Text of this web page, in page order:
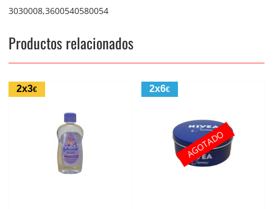
3030008,3600540580054
Productos relacionados
2x3€ 2x6€
AGOTADO